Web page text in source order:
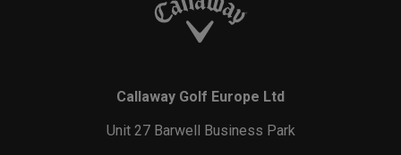
Callaway Golf Europe Ltd
Unit 27 Barwell Business Park